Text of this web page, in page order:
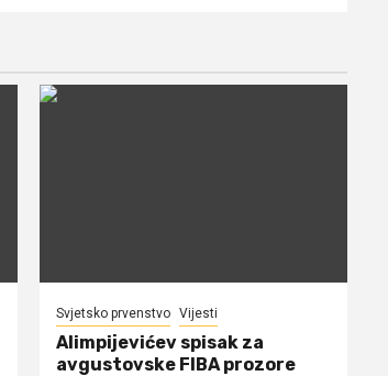
Svjetsko prvenstvo Vijesti
Alimpijevićev spisak za
avgustovske FIBA prozore